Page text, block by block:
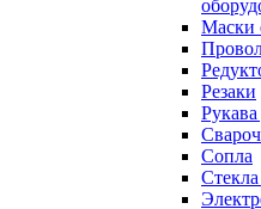
Маски
Резаки
Рукава
Сопла